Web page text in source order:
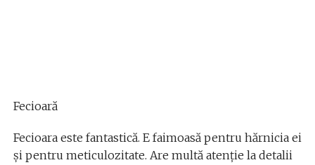
Fecioară
Fecioara este fantastică. E faimoasă pentru hărnicia ei
și pentru meticulozitate. Are multă atenție la detalii